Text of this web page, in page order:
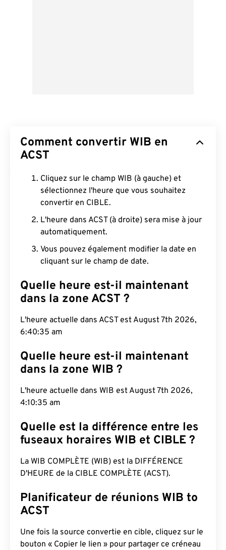
Comment convertir WIB en
ACST
Cliquez sur le champ WIB (à gauche) et
sélectionnez l'heure que vous souhaitez
convertir en CIBLE.
L'heure dans ACST (à droite) sera mise à jour
automatiquement.
Vous pouvez également modifier la date en
cliquant sur le champ de date.
Quelle heure est-il maintenant
dans la zone ACST ?
L'heure actuelle dans ACST est August 7th 2026,
6:40:36 am
Quelle heure est-il maintenant
dans la zone WIB ?
L'heure actuelle dans WIB est August 7th 2026,
4:10:36 am
Quelle est la différence entre les
fuseaux horaires WIB et CIBLE ?
La WIB COMPLÈTE (WIB) est la DIFFÉRENCE
D'HEURE de la CIBLE COMPLÈTE (ACST).
Planificateur de réunions WIB to
ACST
Une fois la source convertie en cible, cliquez sur le
bouton « Copier le lien » pour partager ce créneau